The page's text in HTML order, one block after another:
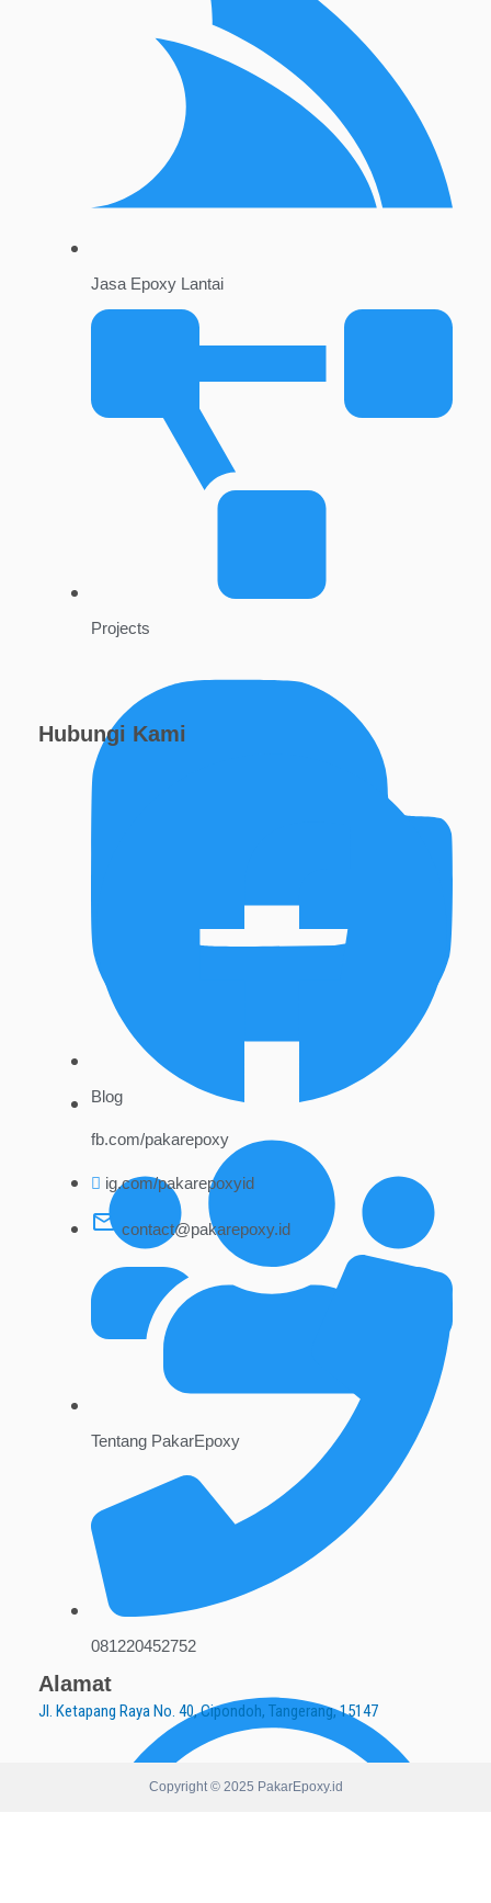
Jasa Epoxy Lantai
Projects
Blog
Tentang PakarEpoxy
Hubungi Kami
fb.com/pakarepoxy
ig.com/pakarepoxyid
contact@pakarepoxy.id
081220452752
Alamat
Jl. Ketapang Raya No. 40, Cipondoh, Tangerang, 15147
Copyright © 2025 PakarEpoxy.id